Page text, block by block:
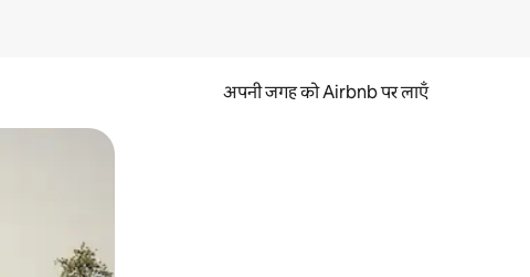
अपनी जगह को Airbnb पर लाएँ